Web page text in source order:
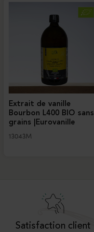
Extrait de vanille
Bourbon L400 BIO sans
grains |Eurovanille
13043M
Satisfaction client